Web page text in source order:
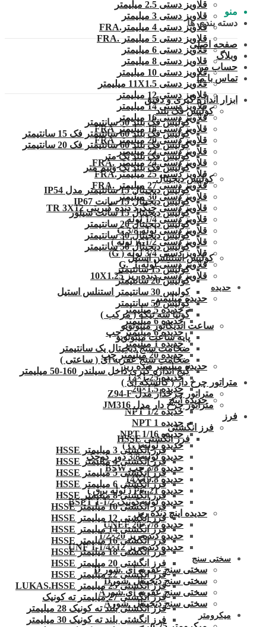
قلاویز دستی 2.5 میلیمتر
قلاویز دستی 3 میلیمتر
قلاویز دستی 4 میلیمتر.FRA
قلاویز دستی 5 میلیمتر .FRA
قلاویز دستی 6 میلیمتر
قلاویز دستی 8 میلیمتر
قلاویز دستی 10 میلیمتر
قلاویز دستی 11X1.5 میلیمتر
قلاویز دستی 12 میلیمتر
قلاویز دستی 14 میلیمتر
قلاویز دستی 16 میلیمتر
قلاویز دستی 18 میلیمتر FRA
قلاویز دستی 20 میلیمتر FRA
قلاویز دستی 22 میلیمتر
قلاویز دستی 24 میلیمتر .FRA
قلاویز دستی 25 میلیمتر.FRA
قلاویز دستی 27 میلیمتر .FRA
قلاویز دستی 30 میلیمتر
قلاویز دستی چپگرد دنده کبریتی TR 3X12
قلاویز دستی 1/4 لوله
قلاویز دستی لوله G 3/8
قلاویز دستی G1/2( لوله )
قلاویز دستی 3/4 لوله ( G)
قلاویز دستی لوله 1″.G
قلاویز دستی دنده ریز 10X1.25
حدیده
حدیده میلیمتر
حدیده 5 میلیمتر
حدیده 6 میلیمتر
حدیده 6 میلیمتر چپ
حدیده 1 میلیمتر
حدیده 20 میلیمتر چپ
حدیده میلیمتر دنده ریز
حدیده 1.25×12
حدیده 1.5×20
حدیده اینچ
حدیده 1/2 NPT
حدیده NPT 1
حدیده 1/16 NPT
حدیده لوله ( G )
حدیده لوله 3/8 دور کوچک
حدیده 3/8 چپ BSW
حدیده 14X19.8
حدیده 21 PG ( لوله برق )
حدیده لوله کونیک 1/2-1 BSPT
حدیده اینچ دنده ریز
حدیده UNEF 20×7/8
حدیده دنده ریز 20×1/2
حدیده دنده ریز 12×1/4-1 UNF
سختی سنج
سختی سنج عقربه ای .شور D
سختی سنج دیجیتال .شورD
سختی سنج عقربه ای.شورA
سختی سنج دیجیتال .شورA
میکرومتر
منو
دسته بندی ها
صفحه اصلی
وبلاگ
حساب من
تماس با ما
ابزار اندازه گیری و دقیق
کولیس فک بلند
کولیس فک بلند 50 سانتیمتر
کولیس فک بلند 60 سانتیمتر فک 15 سانتیمتر
کولیس فک بلند 60 سانتیمتر فک 20 سانتیمتر
کولیس فک بلند یک متر
کولیس فک بلند یک ونیم متر
کولیس دیجیتال
کولیس دیجیتال 15 سانتیمتر مدل IP54
کولیس دیجیتال 15 سانت IP67
کولیس دیجیتال 15 سانت سیلور
کولیس دیجیتال 20 سانتیمتر
کولیس دیجیتال 30 سانتیمتر
کولیس دیجیتال 50 سانتیمتر
کولیس استنلس استیل
کولیس 15 سانتیمتر
کولیس 20 سانتیمتر
کولیس 30 سانتیمتر استنلس استیل
کولیس 50 سانتیمتر
گونیا سه تیکه ( مرکب )
ساعت اندیکاتور میتوتویو
پایه ساعت میتوتویو
ضخامت سنج دیجیتال یک سانتیمتر
ضخامت سنج عقربه ای ( ساعتی )
گیج اندازه گیری داخل سیلندر 160-50 میلیمتر
متراتور چرخ دار ( کالسکه ای )
متراتور چرخدار مدل Z94-F
متراتور چرخ دار مدل JM316
فرز
فرز انگشتی
فرز انگشتی HSSE
فرز انگشتی 3 میلیمتر HSSE
فرز انگشتی 4 میلیمتر HSSE
فرز انگشتی 5 میلیمتر HSSE
فرز انگشتی 6 میلیمتر HSSE
فرز انگشتی 8 میلیمتر HSSE
فرز انگشتی 10 میلیمتر HSSE
فرز انگشتی 12 میلیمتر HSSE
فرز انگشتی 14 میلیمتر HSSE
فرز انگشتی 16 میلیمتر HSSE
فرز انگشتی 18 میلیمتر HSSE
فرز انگشتی 20 میلیمتر HSSE
فرز انگشتی 22 میلیمتر HSSE
فرز انگشتی 25 میلیمتر LUKAS.HSSE
فرز انگشتی 27 میلیمتر ته کونیک
فرز انگشتی بلند ته کونیک 28 میلیمتر
فرز انگشتی بلند ته کونیک 30 میلیمتر